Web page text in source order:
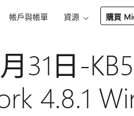
帳戶與帳單 資源 購買
31日-
4.8.1